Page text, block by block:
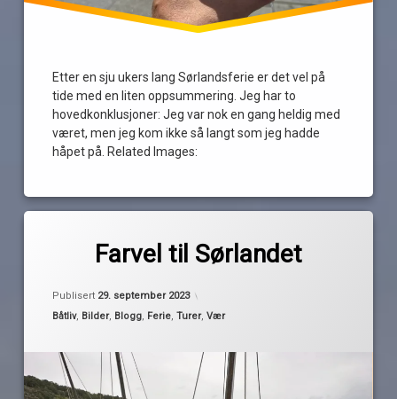
Etter en sju ukers lang Sørlandsferie er det vel på
tide med en liten oppsummering. Jeg har to
hovedkonklusjoner: Jeg var nok en gang heldig med
været, men jeg kom ikke så langt som jeg hadde
håpet på. Related Images:
Farvel til Sørlandet
Publisert 29. september 2023
Kategorier:
Båtliv, Bilder, Blogg, Ferie,Turer,Vær
langesundsbukta
portør
Sørlandet
uvær